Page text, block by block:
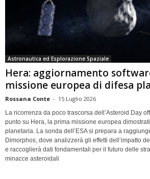
Astronautica ed Esplorazione Spaziale
Hera: aggiornamento
missione europea di difesa
Rossana Conte - 15 Luglio 2026
La ricorrenza da poco trascorsa dell’Asteroid Day
punto su Hera, la prima missione europea
planetaria. La sonda dell’ESA si prepara a
Dimorphos, dove analizzerà gli effetti dell’impatto
e raccoglierà dati fondamentali per il futuro delle
minacce asteroidali